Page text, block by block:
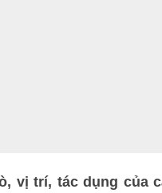
vị trí, tác dụng của